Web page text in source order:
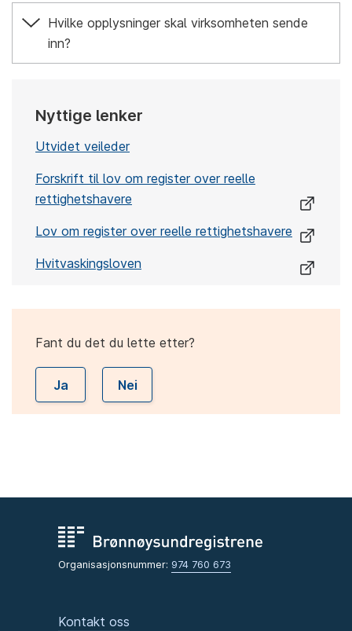
Hvilke opplysninger skal virksomheten sende
inn?
Nyttige lenker
Utvidet veileder
Forskrift til lov om register over reelle
rettighetshavere
Lov om register over reelle rettighetshavere
Hvitvaskingsloven
Fant du det du lette etter?
Ja Nei
Organisasjonsnummer: 974 760 673
Kontakt oss